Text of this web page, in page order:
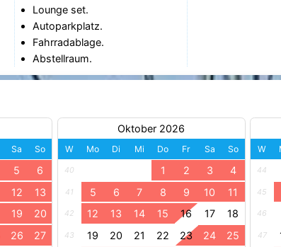
Lounge set.
Autoparkplatz.
Fahrradablage.
Abstellraum.
Sa So
5 6
12 13
19 20
26 27
Oktober 2026
W Mo Di Mi Do Fr Sa So
40 1 2 3 4
41 5 6 7 8 9 10 11
42 12 13 14 15 16 17 18
43 19 20 21 22 23 24 25
W
44
45
46
47